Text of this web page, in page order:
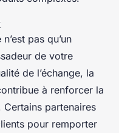
pas qu’un
de votre
de l’échange, la
à renforcer la
partenaires
pour remporter